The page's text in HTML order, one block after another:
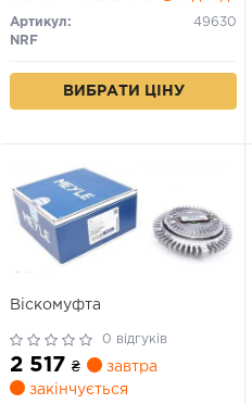
Артикул:
49630
NRF
ВИБРАТИ ЦІНУ
Віскомуфта
0 відгуків
2 517 ₴
завтра
закінчується